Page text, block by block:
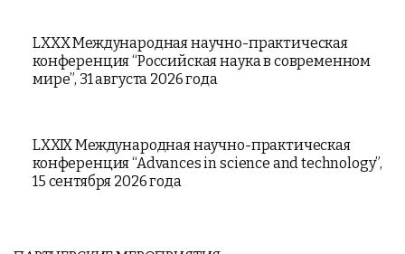
LXXX Международная научно-практическая
конференция “Российская наука в современном
мире”, 31 августа 2026 года
LXXIX Международная научно-практическая
конференция “Advances in science and technology”,
15 сентября 2026 года